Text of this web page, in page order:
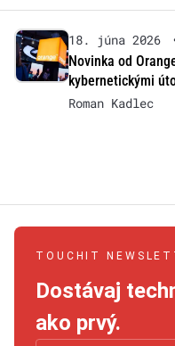
18. júna 2026
Novinka od
kybernetickými
Roman Kadlec
TOUCHIT
Dostávaj
ako prvý.